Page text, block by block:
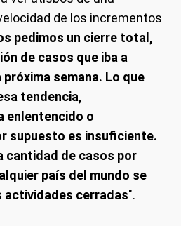
de los incrementos
pedimos un cierre total,
de casos que iba a
semana. Lo que
tendencia,
enlentencido o
supuesto es insuficiente.
cantidad de casos por
país del mundo se
actividades cerradas".